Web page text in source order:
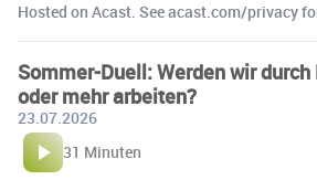
Hosted on Acast. See acast.com/privacy
Sommer-Duell: Werden wir
oder mehr arbeiten?
23.07.2026
31 Minuten